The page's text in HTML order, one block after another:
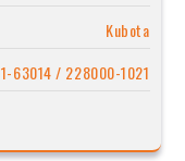
Kubota
63014 / 228000-1021